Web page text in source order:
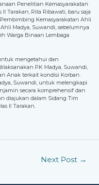
Penelitian Kemasyarakatan
Tarakan, Rita Ribawati, baru saja
Kemasyarakatan Ahli
Madya, Suwandi, sebelumnya
Warga Binaan Lembaga
mengetahui dan
PK Madya, Suwandi,
Anak terkait kondisi Korban.
Suwandi, untuk melengkapi
secara komprehensif dan
diajukan dalam Sidang Tim
II Tarakan.
Next Post →